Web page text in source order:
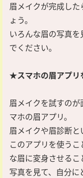
眉メイクが完成し
ょう。
いろんな眉の写真
でください。
★スマホの眉アプリ
眉メイクを試すの
マホの眉アプリ。
眉メイクや眉診断と
このアプリを使う
な眉に変身させるこ
写真を見て、自分に